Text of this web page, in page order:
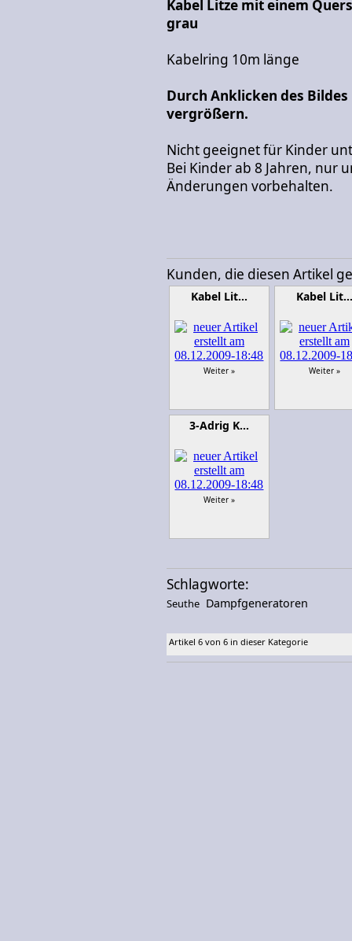
Kabel Litze mit einem
grau
Kabelring 10m länge
Durch Anklicken des
vergrößern.
Nicht geeignet für Kinder
Bei Kinder ab 8 Jahren, nur
Änderungen vorbehalten.
Kunden, die diesen Artikel
Kabel Lit…
Weiter »
Kabel Lit…
Weiter »
3-Adrig K…
Weiter »
Schlagworte:
Seuthe Dampfgeneratoren
Artikel 6 von 6 in dieser Kategorie